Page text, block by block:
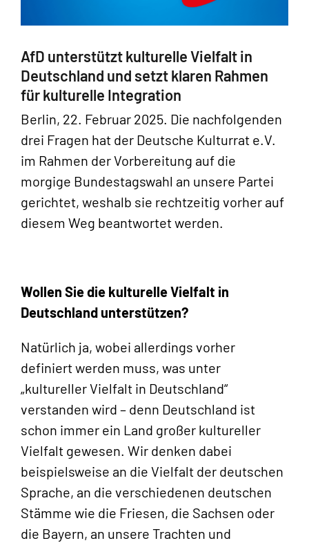
AfD unterstützt kulturelle Vielfalt in
Deutschland und setzt klaren Rahmen
für kulturelle Integration
Berlin, 22. Februar 2025. Die nachfolgenden
drei Fragen hat der Deutsche Kulturrat e.V.
im Rahmen der Vorbereitung auf die
morgige Bundestagswahl an unsere Partei
gerichtet, weshalb sie rechtzeitig vorher auf
diesem Weg beantwortet werden.
Wollen Sie die kulturelle Vielfalt in
Deutschland unterstützen?
Natürlich ja, wobei allerdings vorher
definiert werden muss, was unter
„kultureller Vielfalt in Deutschland“
verstanden wird – denn Deutschland ist
schon immer ein Land großer kultureller
Vielfalt gewesen. Wir denken dabei
beispielsweise an die Vielfalt der deutschen
Sprache, an die verschiedenen deutschen
Stämme wie die Friesen, die Sachsen oder
die Bayern, an unsere Trachten und